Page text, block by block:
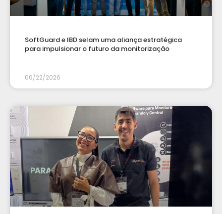
SoftGuard e IBD selam uma aliança estratégica
para impulsionar o futuro da monitorização
06/22/2026